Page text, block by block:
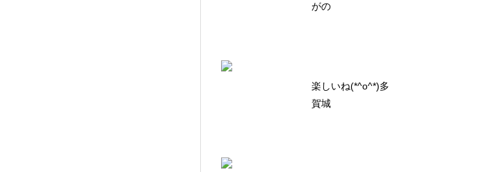
がの
楽しいね(*^o^*)多
賀城